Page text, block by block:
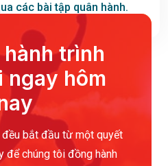
các bài tập quân hành.
hành trình
ngay hôm
bắt đầu từ một quyết
để chúng tôi đồng hành